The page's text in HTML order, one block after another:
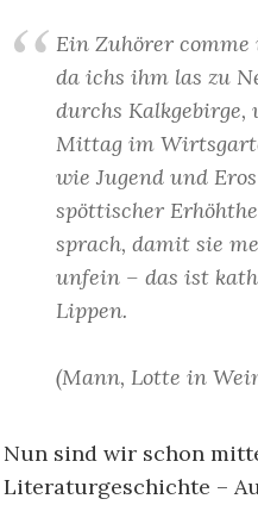
Ein Zuhörer
da ichs ihm las zu
durchs
Mittag im
wie Jugend und
spöttischer
sprach, damit sie
unfein – das ist
Lippen.
(Mann, Lotte in
Nun sind wir schon
Literaturgeschichte –